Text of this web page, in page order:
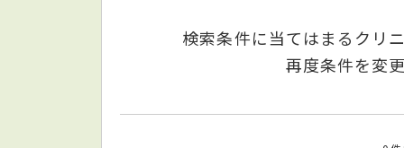
検索条件に当てはまるクリ
再度条件を変